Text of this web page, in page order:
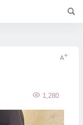
1,280